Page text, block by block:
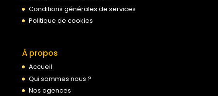
Conditions générales de services
Politique de cookies
À propos
Accueil
Qui sommes nous ?
Nos agences